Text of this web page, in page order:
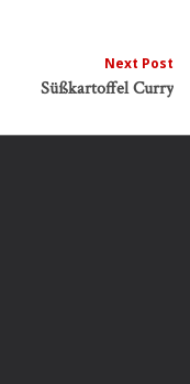
Next Post
Süßkartoffel Curry